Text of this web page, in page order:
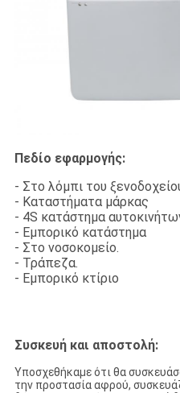
Πεδίο εφαρμογής:
- Στο λόμπι του
- Καταστήματα μάρκας
- 4S κατάστημα
- Εμπορικό κατάστημα
- Στο νοσοκομείο.
- Τράπεζα.
- Εμπορικό κτίριο
Συσκευή και αποστολή:
Υποσχεθήκαμε ότι θα
την προστασία αφρού,